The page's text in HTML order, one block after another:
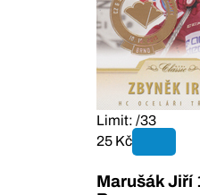
Limit: /33
25 Kč
Marušák Jiří